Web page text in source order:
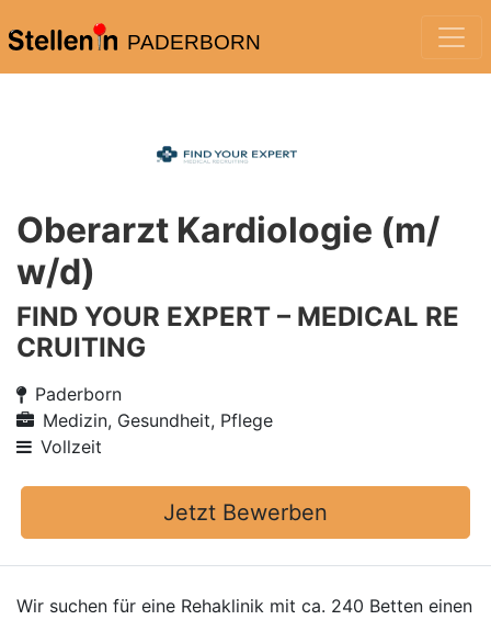
PADERBORN
Oberarzt Kardiologie (m/
w/d)
FIND YOUR EXPERT – MEDICAL RE
CRUITING
Paderborn
Medizin, Gesundheit, Pflege
Vollzeit
Jetzt Bewerben
Wir suchen für eine Rehaklinik mit ca. 240 Betten einen